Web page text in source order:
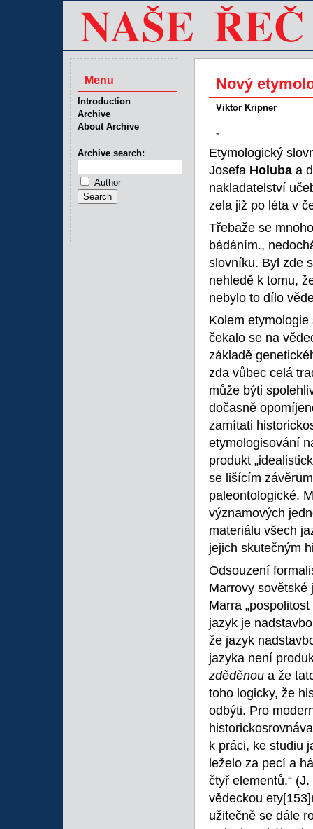
Nový
Viktor Kripner
-
Etymologický
Josefa Holuba a
nakladatelství
zela již po léta v
Třebaže se
bádáním.,
slovníku. Byl zde
nehledě k tomu,
nebylo to dílo
Kolem
čekalo se na
základě
zda vůbec celá
může býti
dočasně
zamítati
etymologisování
produkt
se lišícím
paleontologické.
významových
materiálu všech
jejich skutečným
Odsouzení
Marrovy sovětské
Marra
jazyk je
že jazyk
jazyka není
zděděnou a že
toho logicky, že
odbýti. Pro
k práci, ke studiu
leželo za pecí a
čtyř elementů.“
vědeckou ety
užitečně se dále
Menu
Introduction
Archive
About Archive
Archive search:
Author